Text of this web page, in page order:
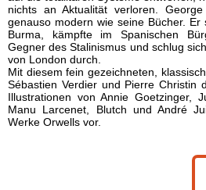
nichts an Aktualität verloren.
genauso modern wie seine Bücher.
Burma, kämpfte im Spanischen
Gegner des Stalinismus und schlug
von London durch.
Mit diesem fein gezeichneten,
Sébastien Verdier und Pierre Christin
Illustrationen von Annie Goetzinger,
Manu Larcenet, Blutch und André
Werke Orwells vor.